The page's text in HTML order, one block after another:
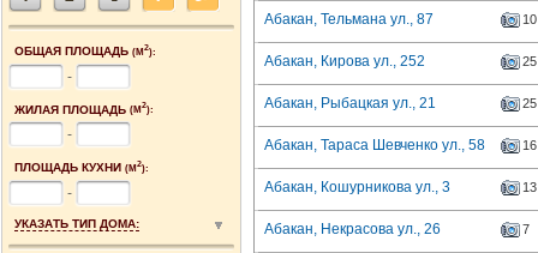
ОБЩАЯ ПЛОЩАДЬ (М2):
-
ЖИЛАЯ ПЛОЩАДЬ (М2):
-
ПЛОЩАДЬ КУХНИ (М2):
-
УКАЗАТЬ ТИП ДОМА:
Абакан, Тельмана ул., 87 10
Абакан, Кирова ул., 252 25
Абакан, Рыбацкая ул., 21 25
Абакан, Тараса Шевченко ул., 58 16
Абакан, Кошурникова ул., 3 13
Абакан, Некрасова ул., 26 7